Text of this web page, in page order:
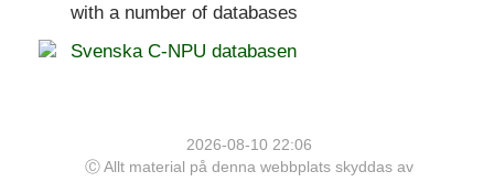
with a number of databases
Svenska C-NPU databasen
2026-08-10 22:06
Ⓒ Allt material på denna webbplats skyddas av